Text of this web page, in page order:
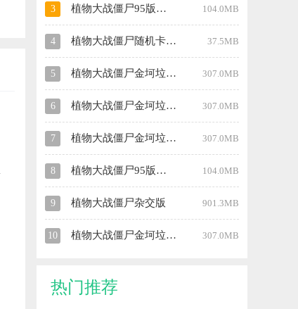
3 植物大战僵尸95版内置修改器 104.0MB
4 植物大战僵尸随机卡牌版 37.5MB
5 植物大战僵尸金坷垃魔改版 307.0MB
6 植物大战僵尸金坷垃主播版 307.0MB
7 植物大战僵尸金坷垃娘化版 307.0MB
8 植物大战僵尸95版正版 104.0MB
9 植物大战僵尸杂交版 901.3MB
10 植物大战僵尸金坷垃火麒麟加特林 307.0MB
热门推荐